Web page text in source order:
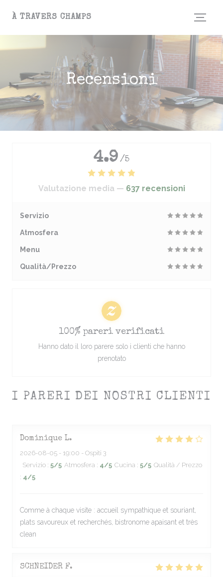
À TRAVERS CHAMPS
Recensioni
I PARERI DEI NOSTRI CLIENTI
Dominique L
2026-08-05 - 19:00 - Ospiti 3
Servizio : 5/5 Atmosfera : 4/5 Cucina : 5/5 Qualità / Prezzo
: 4/5
Comme à chaque visite : accueil sympathique et souriant,
plats savoureux et recherchés, bistronome apaisant et très
clean
SCHNEIDER F
4.9 /5
Valutazione media — 637 recensioni
Servizio
Atmosfera
Menu
Qualità/Prezzo
100% pareri verificati
Hanno dato il loro parere solo i clienti che hanno
prenotato